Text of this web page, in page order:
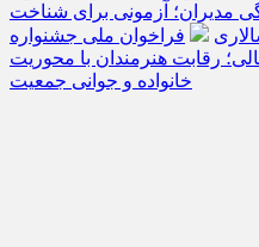
مدیران؛ آزمونی برای شناخت
فراخوان ملی جشنواره
رقابت هنرمندان با محوریت
خانواده و جوانی جمعیت